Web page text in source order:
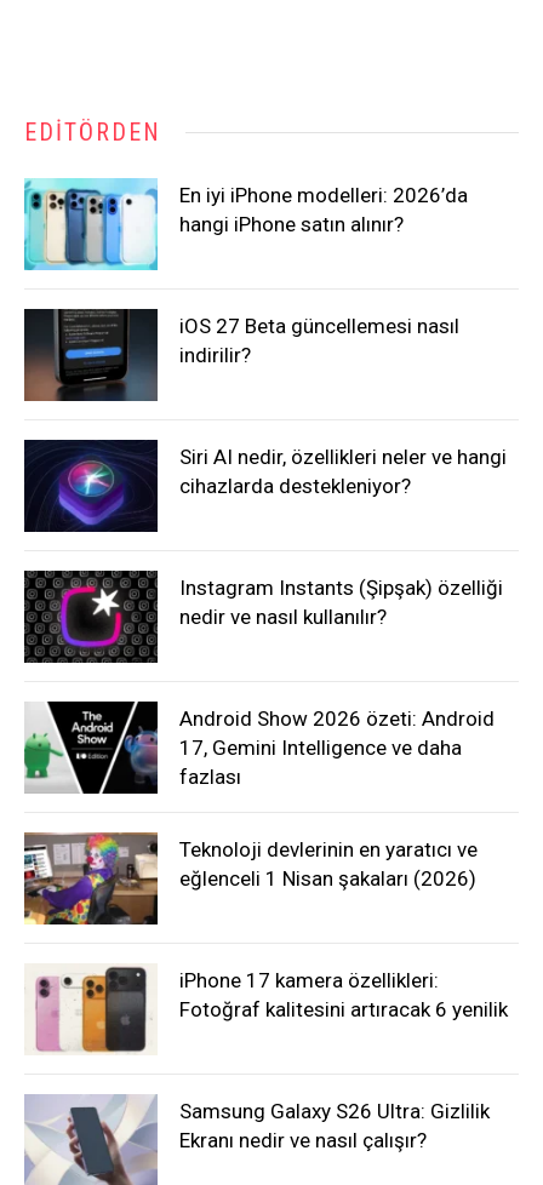
EDITÖRDEN
En iyi iPhone modelleri: 2026’da
hangi iPhone satın alınır?
iOS 27 Beta güncellemesi nasıl
indirilir?
Siri AI nedir, özellikleri neler ve hangi
cihazlarda destekleniyor?
Instagram Instants (Şipşak) özelliği
nedir ve nasıl kullanılır?
Android Show 2026 özeti: Android
17, Gemini Intelligence ve daha
fazlası
Teknoloji devlerinin en yaratıcı ve
eğlenceli 1 Nisan şakaları (2026)
iPhone 17 kamera özellikleri:
Fotoğraf kalitesini artıracak 6 yenilik
Samsung Galaxy S26 Ultra: Gizlilik
Ekranı nedir ve nasıl çalışır?